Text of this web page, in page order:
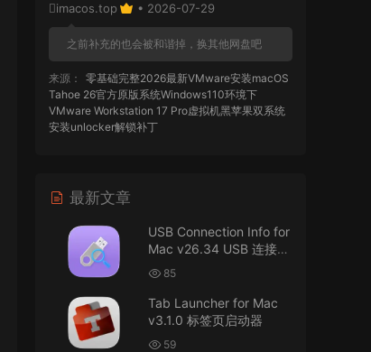
imacos.top • 2026-07-29
之前补充的也会被和谐掉，换其他网盘吧
来源：
零基础完整2026最新VMware安装macOS
Tahoe 26官方原版系统Windows110环境下
VMware Workstation 17 Pro虚拟机黑苹果双系统
安装unlocker解锁补丁
AIO = All In One，一站式整合完整版
来源：
DaVinci Resolve Studio 21 for Mac
v21.0.3 AIO 达芬奇世界顶级调色软件
Mac长存
最新文章
USB Connection Info for
Mac v26.34 USB 连接信
息 85
Tab Launcher for Mac
v3.1.0 标签页启动器
59